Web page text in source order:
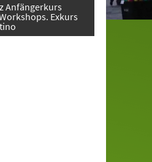
Anfängerkurs
Exkurs